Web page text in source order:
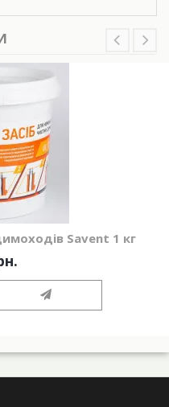
Savent 1 кг